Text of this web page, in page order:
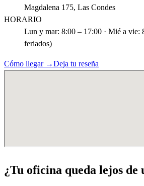
Magdalena 175, Las Condes
HORARIO
Lun y mar: 8:00 – 17:00 · Mié a vie:
feriados)
Cómo llegar →Deja tu reseña
¿Tu oficina queda lejos de